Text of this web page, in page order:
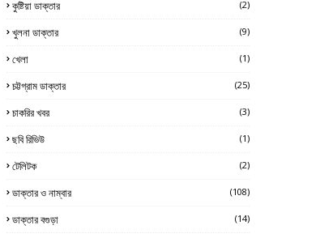
কুষ্টিয়া ডাক্তার (2)
খুলনা ডাক্তার (9)
খেলা (1)
চট্টগ্রাম ডাক্তার (25)
চাকরির খবর (3)
ছবি রিভিউ (1)
টেলিটক (2)
ডাক্তার ও নাম্বার (108)
ডাক্তার বগুড়া (14)